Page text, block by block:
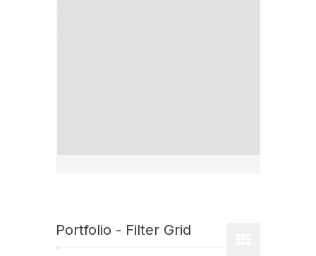
Portfolio - Filter Grid